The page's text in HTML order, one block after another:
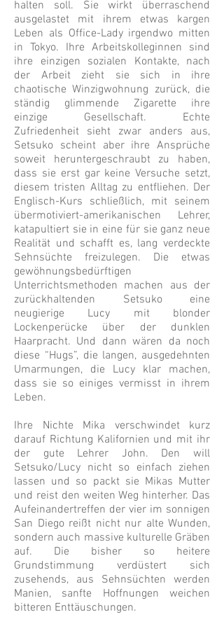
halten soll. Sie wirkt überraschend
ausgelastet mit ihrem etwas kargen
Leben als Office-Lady irgendwo mitten
in Tokyo. Ihre Arbeitskolleginnen sind
ihre einzigen sozialen Kontakte, nach
der Arbeit zieht sie sich in ihre
chaotische Winzigwohnung zurück, die
ständig glimmende Zigarette ihre
einzige Gesellschaft. Echte
Zufriedenheit sieht zwar anders aus,
Setsuko scheint aber ihre Ansprüche
soweit heruntergeschraubt zu haben,
dass sie erst gar keine Versuche setzt,
diesem tristen Alltag zu entfliehen. Der
Englisch-Kurs schließlich, mit seinem
übermotiviert-amerikanischen Lehrer,
katapultiert sie in eine für sie ganz neue
Realität und schafft es, lang verdeckte
Sehnsüchte freizulegen. Die etwas
gewöhnungsbedürftigen
Unterrichtsmethoden machen aus der
zurückhaltenden Setsuko eine
neugierige Lucy mit blonder
Lockenperücke über der dunklen
Haarpracht. Und dann wären da noch
diese “Hugs”, die langen, ausgedehnten
Umarmungen, die Lucy klar machen,
dass sie so einiges vermisst in ihrem
Leben.
Ihre Nichte Mika verschwindet kurz
darauf Richtung Kalifornien und mit ihr
der gute Lehrer John. Den will
Setsuko/Lucy nicht so einfach ziehen
lassen und so packt sie Mikas Mutter
und reist den weiten Weg hinterher. Das
Aufeinandertreffen der vier im sonnigen
San Diego reißt nicht nur alte Wunden,
sondern auch massive kulturelle Gräben
auf. Die bisher so heitere
Grundstimmung verdüstert sich
zusehends, aus Sehnsüchten werden
Manien, sanfte Hoffnungen weichen
bitteren Enttäuschungen.